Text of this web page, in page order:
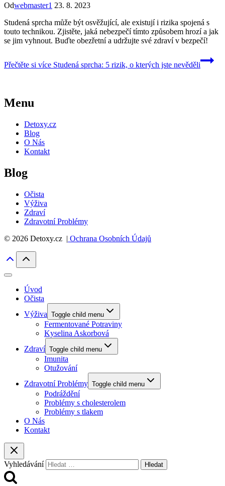
Odwebmaster1 23. 8. 2023
Studená sprcha může být osvěžující, ale existují i rizika spojená s
touto technikou. Zjistěte, jaká nebezpečí tímto způsobem hrozí a jak
se jim vyhnout. Buďte obezřetní a udržujte své zdraví v bezpečí!
Přečtěte si více Studená sprcha: 5 rizik, o kterých jste nevěděli
Menu
Detoxy.cz
Blog
O Nás
Kontakt
Blog
Očista
Výživa
Zdraví
Zdravotní Problémy
© 2026 Detoxy.cz | Ochrana Osobních Údajů
Úvod
Očista
Výživa Toggle child menu
Fermentované Potraviny
Kyselina Askorbová
Zdraví Toggle child menu
Imunita
Otužování
Zdravotní Problémy Toggle child menu
Podráždění
Problémy s cholesterolem
Problémy s tlakem
O Nás
Kontakt
Vyhledávání